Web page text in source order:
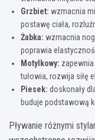
Grzbiet: wzmacnia
postawę ciała,
Żabka: wzmacnia
poprawia
Motylkowy:
tułowia, rozwija siłę
Piesek: doskonały
buduje podstawową
Pływanie różnymi